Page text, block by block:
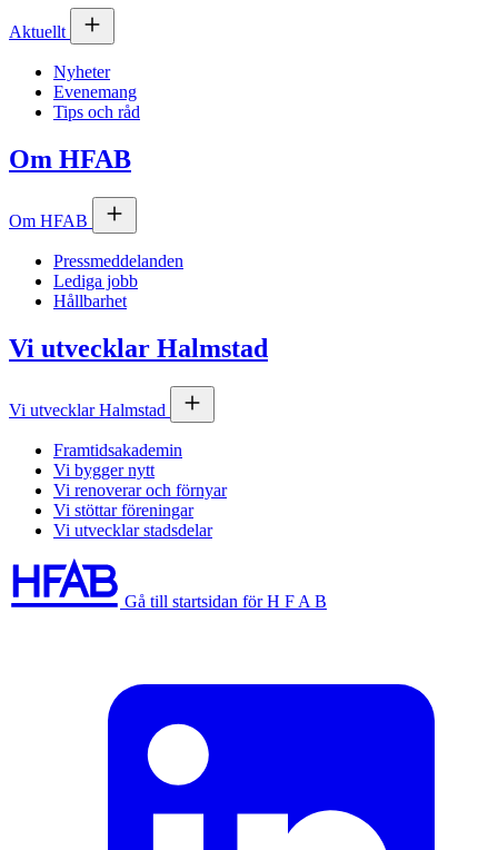
Aktuellt
Nyheter
Evenemang
Tips och råd
Om HFAB
Om HFAB
Pressmeddelanden
Lediga jobb
Hållbarhet
Vi utvecklar Halmstad
Vi utvecklar Halmstad
Framtidsakademin
Vi bygger nytt
Vi renoverar och förnyar
Vi stöttar föreningar
Vi utvecklar stadsdelar
Gå till startsidan för H F A B